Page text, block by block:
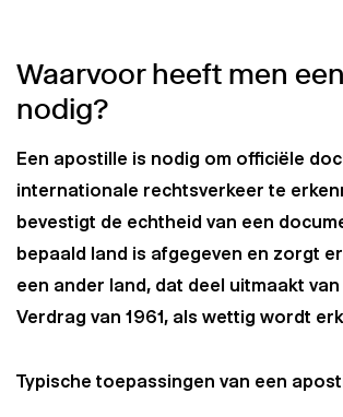
Waarvoor heeft men
nodig?
Een apostille is nodig om officiële
internationale rechtsverkeer te
bevestigt de echtheid van een
bepaald land is afgegeven en zorgt
een ander land, dat deel uitmaakt
Verdrag van 1961, als wettig wordt
Typische toepassingen van een